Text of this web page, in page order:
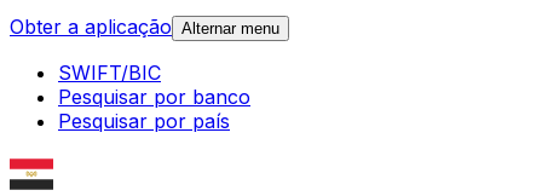
Obter a aplicação Alternar menu
SWIFT/BIC
Pesquisar por banco
Pesquisar por país